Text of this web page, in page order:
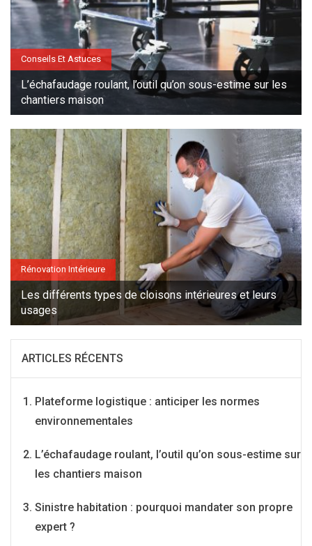
Conseils Et Astuces
L’échafaudage roulant, l’outil qu’on sous-estime sur les
chantiers maison
Rénovation Intérieure
Les différents types de cloisons intérieures et leurs
usages
ARTICLES RÉCENTS
Plateforme logistique : anticiper les normes
environnementales
L’échafaudage roulant, l’outil qu’on sous-estime sur
les chantiers maison
Sinistre habitation : pourquoi mandater son propre
expert ?